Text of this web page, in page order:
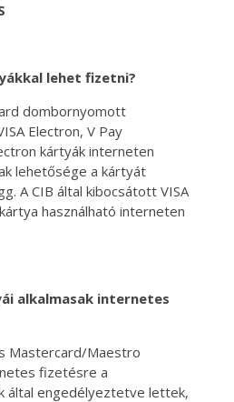
lehet fizetni?
dombornyomott
Electron, V Pay
kártyák interneten
lehetősége a kártyát
A CIB által kibocsátott VISA
használható interneten
alkalmasak internetes
Mastercard/Maestro
fizetésre a
által engedélyeztetve lettek,